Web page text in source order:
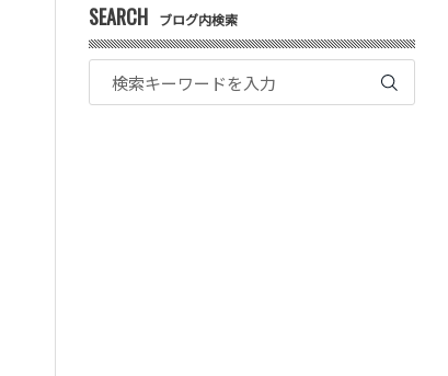
SEARCH ブログ内検索